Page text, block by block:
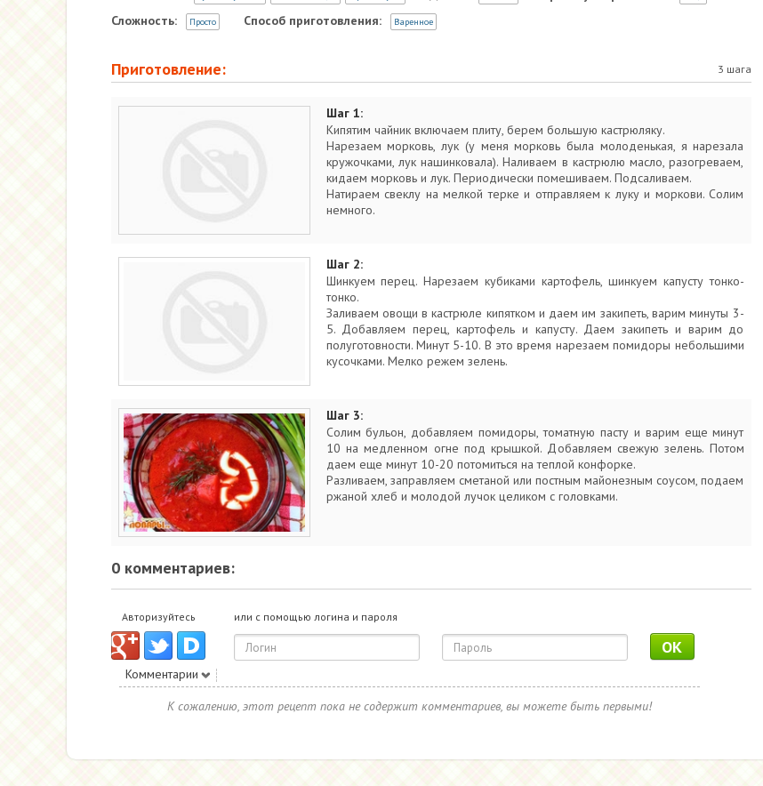
Сложность: Просто Способ приготовления: Варенное
Приготовление: 3 шага
Шаг 1:
Кипятим чайник включаем плиту, берем большую кастрюляку.
Нарезаем морковь, лук (у меня морковь была молоденькая, я нарезала
кружочками, лук нашинковала). Наливаем в кастрюлю масло, разогреваем,
кидаем морковь и лук. Периодически помешиваем. Подсаливаем.
Натираем свеклу на мелкой терке и отправляем к луку и моркови. Солим
немного.
Шаг 2:
Шинкуем перец. Нарезаем кубиками картофель, шинкуем капусту тонко-
тонко.
Заливаем овощи в кастрюле кипятком и даем им закипеть, варим минуты 3-
5. Добавляем перец, картофель и капусту. Даем закипеть и варим до
полуготовности. Минут 5-10. В это время нарезаем помидоры небольшими
кусочками. Мелко режем зелень.
Шаг 3:
Солим бульон, добавляем помидоры, томатную пасту и варим еще минут
10 на медленном огне под крышкой. Добавляем свежую зелень. Потом
даем еще минут 10-20 потомиться на теплой конфорке.
Разливаем, заправляем сметаной или постным майонезным соусом, подаем
ржаной хлеб и молодой лучок целиком с головками.
0 комментариев:
Авторизуйтесь или с помощью логина и пароля
OK
Комментарии
К сожалению, этот рецепт пока не содержит комментариев, вы можете быть первыми!